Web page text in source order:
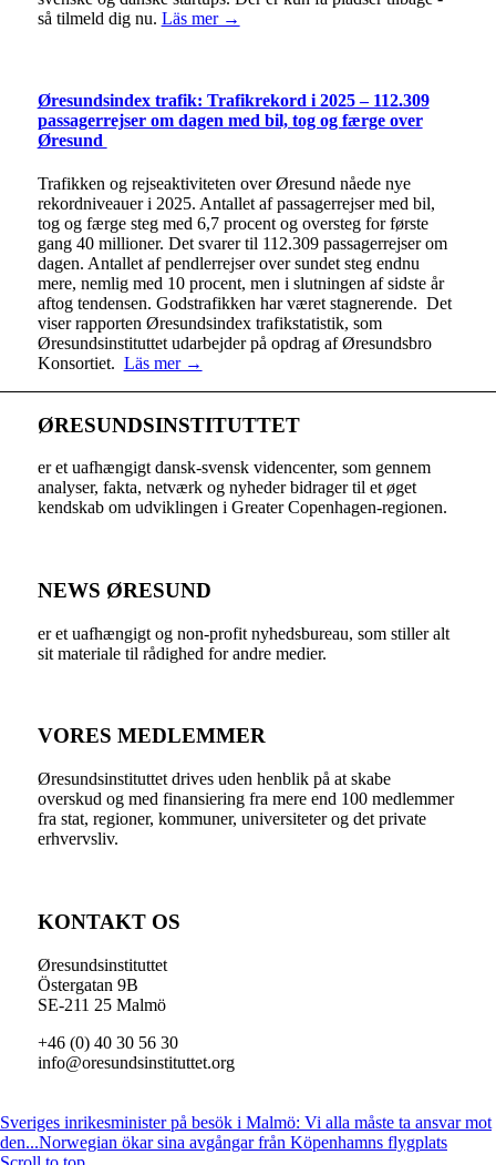
så tilmeld dig nu. Läs mer →
Øresundsindex trafik: Trafikrekord i 2025 – 112.309
passagerrejser om dagen med bil, tog og færge over
Øresund
Trafikken og rejseaktiviteten over Øresund nåede nye
rekordniveauer i 2025. Antallet af passagerrejser med bil,
tog og færge steg med 6,7 procent og oversteg for første
gang 40 millioner. Det svarer til 112.309 passagerrejser om
dagen. Antallet af pendlerrejser over sundet steg endnu
mere, nemlig med 10 procent, men i slutningen af sidste år
aftog tendensen. Godstrafikken har været stagnerende. Det
viser rapporten Øresundsindex trafikstatistik, som
Øresundsinstituttet udarbejder på opdrag af Øresundsbro
Konsortiet. Läs mer →
ØRESUNDSINSTITUTTET
er et uafhængigt dansk-svensk videncenter, som gennem
analyser, fakta, netværk og nyheder bidrager til et øget
kendskab om udviklingen i Greater Copenhagen-regionen.
NEWS ØRESUND
er et uafhængigt og non-profit nyhedsbureau, som stiller alt
sit materiale til rådighed for andre medier.
VORES MEDLEMMER
Øresundsinstituttet drives uden henblik på at skabe
overskud og med finansiering fra mere end 100 medlemmer
fra stat, regioner, kommuner, universiteter og det private
erhvervsliv.
KONTAKT OS
Øresundsinstituttet
Östergatan 9B
SE-211 25 Malmö
+46 (0) 40 30 56 30
info@oresundsinstituttet.org
Sveriges inrikesminister på besök i Malmö: Vi alla måste ta ansvar mot
den...Norwegian ökar sina avgångar från Köpenhamns flygplats